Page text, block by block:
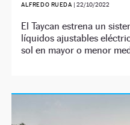
ALFREDO RUEDA | 22/10/2022
El Taycan estrena un
líquidos ajustables
sol en mayor o menor